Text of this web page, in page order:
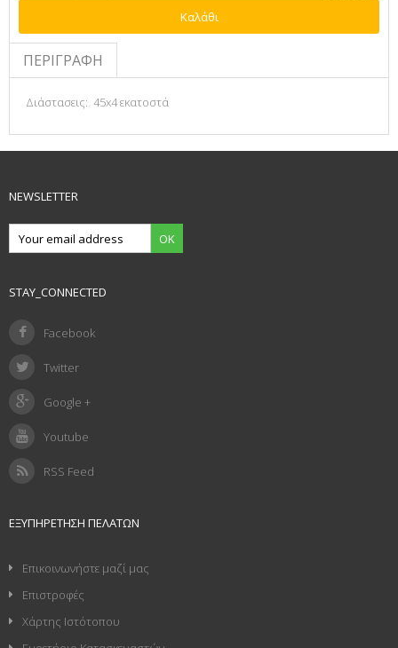
Καλάθι
ΠΕΡΙΓΡΑΦΉ
Διάστασεις: 45x4 εκατοστά
NEWSLETTER
OK
STAY_CONNECTED
Facebook
Twitter
Google +
Youtube
RSS Feed
ΕΞΥΠΗΡΈΤΗΣΗ ΠΕΛΑΤΏΝ
Επικοινωνήστε μαζί μας
Επιστροφές
Χάρτης Ιστότοπου